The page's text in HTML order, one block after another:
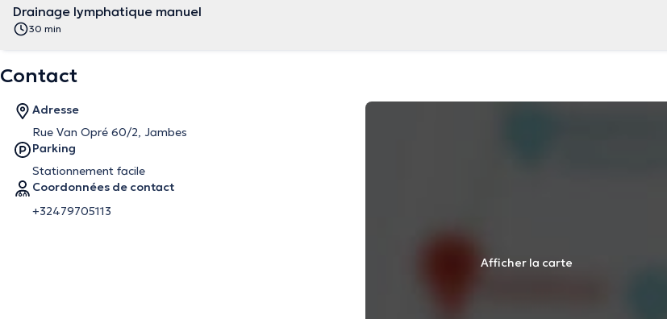
Drainage lymphatique manuel
30 min
Contact
Adresse
Rue Van Opré 60/2, Jambes
Parking
Stationnement facile
Coordonnées de contact
+32479705113
Afficher la carte